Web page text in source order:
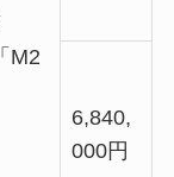
M2
6,840,
000円